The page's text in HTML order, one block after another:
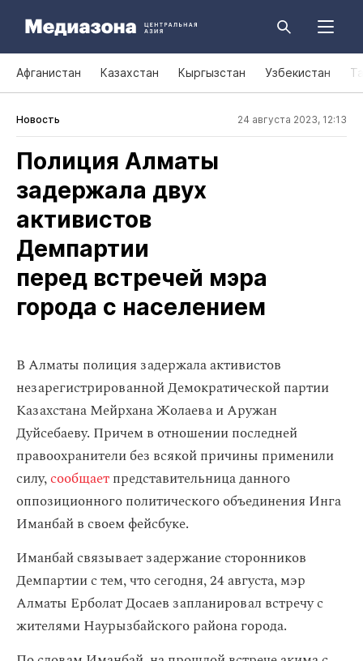
Афганистан Казахстан Кыргызстан Узбекистан
Новость 24 августа 2023, 12:13
Полиция Алматы
задержала двух
активистов
Демпартии
перед встречей мэра
города с населением
В Алматы полиция задержала активистов
незарегистрированной Демократической партии
Казахстана Мейрхана Жолаева и Аружан
Дуйсебаеву. Причем в отношении последней
правоохранители без всякой причины применили
силу,сообщаетпредставительница данного
оппозиционного политического объединения Инга
Иманбай в своем фейсбуке.
Иманбай связывает задержание сторонников
Демпартии с тем, что сегодня, 24 августа, мэр
Алматы Ерболат Досаев запланировал встречу с
жителями Наурызбайского района города.